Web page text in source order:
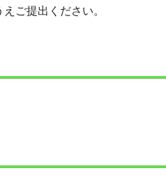
ご提出ください。